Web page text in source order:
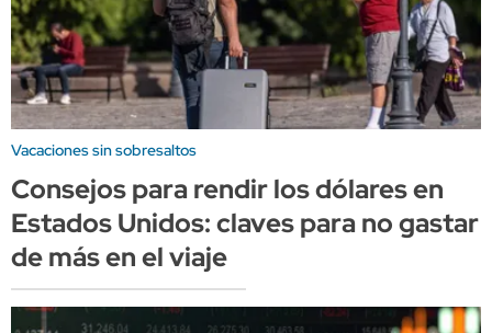
Vacaciones sin sobresaltos
Consejos para rendir los dólares en
Estados Unidos: claves para no gastar
de más en el viaje